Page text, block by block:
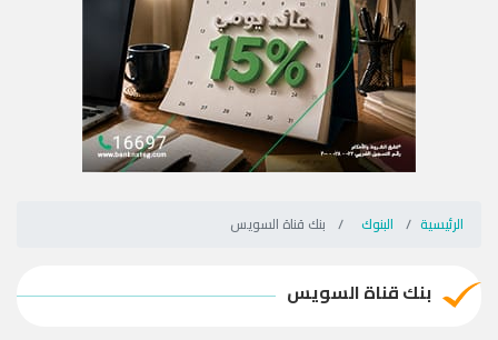
الرئيسية البنوك بنك قناة السويس
بنك قناة السويس